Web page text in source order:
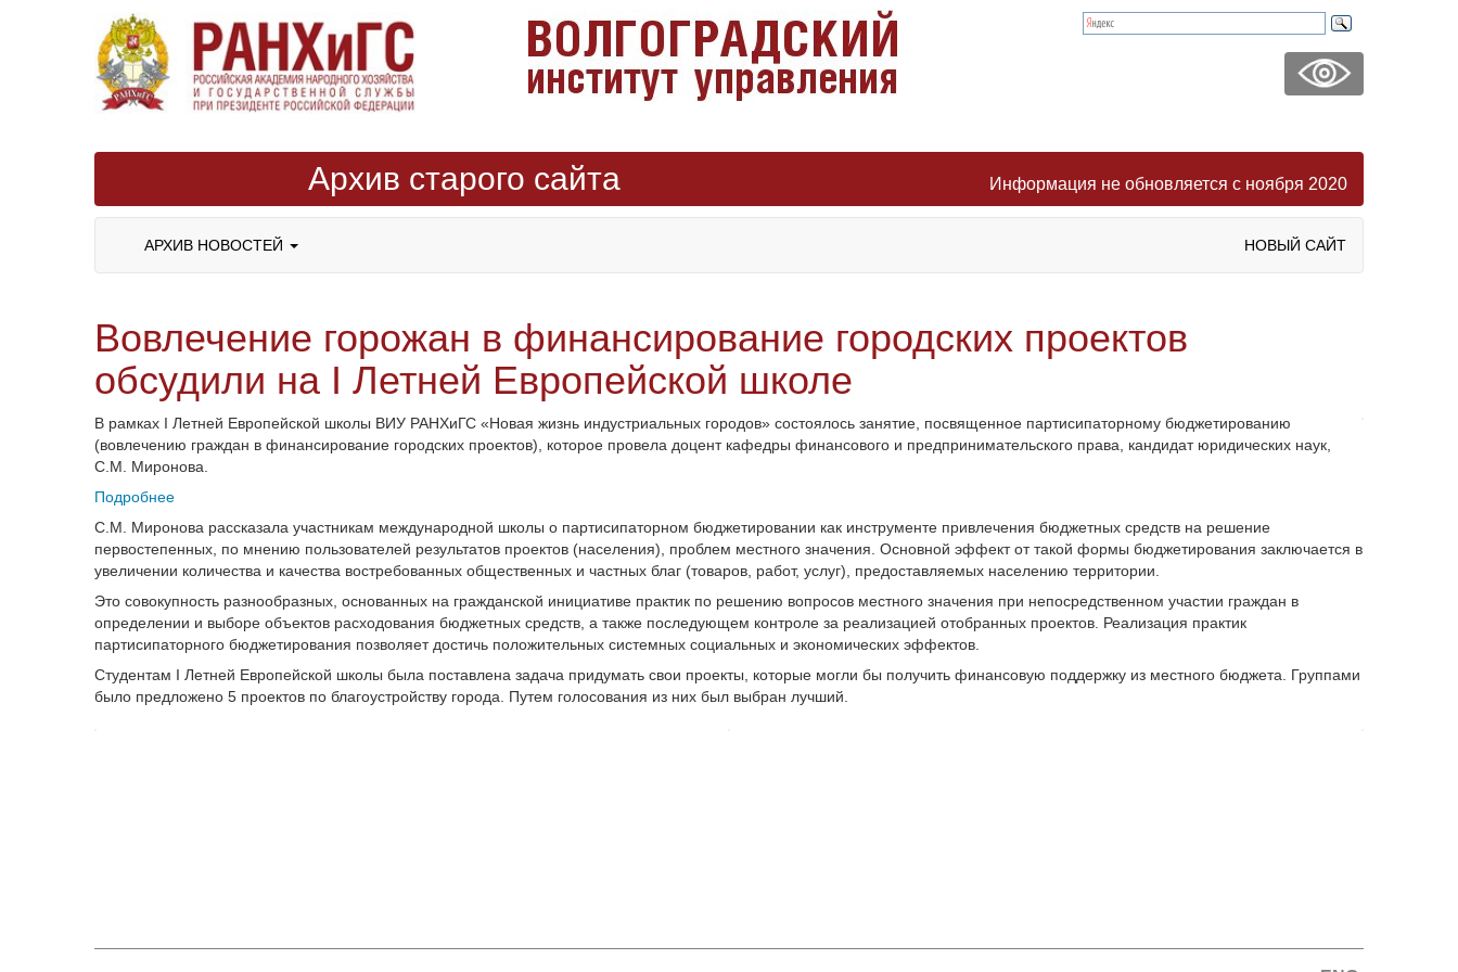
Архив старого сайта Информация не обновляется с ноября 2020
АРХИВ НОВОСТЕЙ НОВЫЙ САЙТ
Вовлечение горожан в финансирование городских проектов
обсудили на I Летней Европейской школе
В рамках I Летней Европейской школы ВИУ РАНХиГС «Новая жизнь индустриальных городов» состоялось занятие, посвященное партисипаторному бюджетированию
(вовлечению граждан в финансирование городских проектов), которое провела доцент кафедры финансового и предпринимательского права, кандидат юридических наук,
С.М.
Миронова.
Подробнее
С.М.
Миронова рассказала участникам международной школы о партисипаторном бюджетировании как инструменте привлечения бюджетных средств на решение
первостепенных, по мнению пользователей результатов проектов (населения), проблем местного значения. Основной эффект от такой формы бюджетирования заключается в
увеличении количества и качества востребованных общественных и частных благ (товаров, работ, услуг), предоставляемых населению территории.
Это совокупность разнообразных, основанных на гражданской инициативе практик по решению вопросов местного значения при непосредственном участии граждан в
определении и выборе объектов расходования бюджетных средств, а также последующем контроле за реализацией отобранных проектов. Реализация практик
партисипаторного бюджетирования позволяет достичь положительных системных социальных и экономических эффектов.
Студентам I Летней Европейской школы была поставлена задача придумать свои проекты, которые могли бы получить финансовую поддержку из местного бюджета. Группами
было предложено 5 проектов по благоустройству города. Путем голосования из них был выбран лучший.